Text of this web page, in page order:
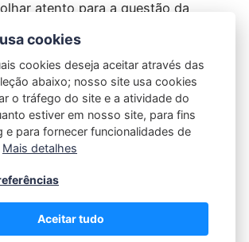
atento para a questão da
de qualquer atividade comercial
ilha precisa agora focar
práticas operacionais que
o meio ambiente natural.
urbanísticos integrados e as
de intenso trabalho remoto
que a bela região está
cookies
cookies deseja aceitar através das
abaixo; nosso site usa cookies
o tráfego do site e a atividade do
estiver em nosso site, para fins
e para fornecer funcionalidades de
Mais detalhes
Aceitar tudo